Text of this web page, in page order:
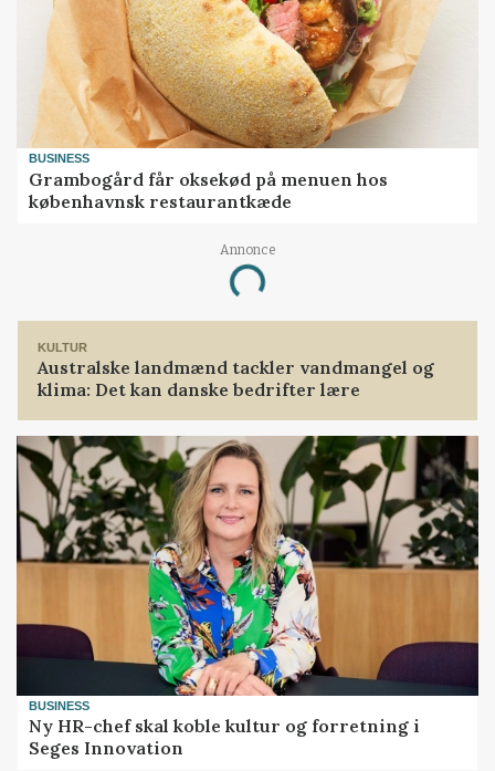
BUSINESS
Grambogård får oksekød på menuen hos
københavnsk restaurantkæde
Annonce
Loading...
KULTUR
Australske landmænd tackler vandmangel og
klima: Det kan danske bedrifter lære
BUSINESS
Ny HR-chef skal koble kultur og forretning i
Seges Innovation